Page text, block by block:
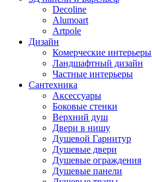
Decoline
Alumoart
Artpole
Дизайн
Комерческие интерьеры
Ландшафтный дизайн
Частные интерьеры
Сантехника
Аксессуары
Боковые стенки
Верхний душ
Двери в нишу
Душевой Гарнитур
Душевые двери
Душевые ограждения
Душевые панели